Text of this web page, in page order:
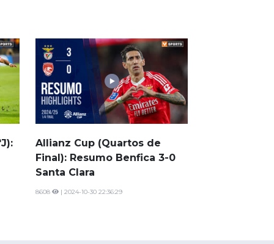
Allianz Cup (Quartos de
Final): Resumo Benfica 3-0
Santa Clara
8608 | 2024-10-30 22:36:29